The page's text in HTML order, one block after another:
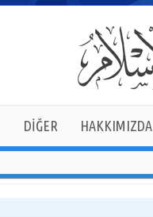
DİĞER HAKKIMIZDA